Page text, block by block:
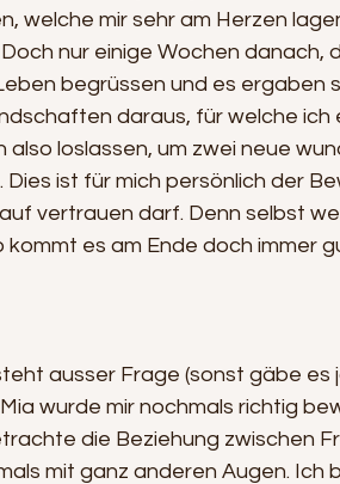
welche mir sehr am Herzen
nur einige Wochen danach,
begrüssen und es ergaben
daraus, für welche ich
loslassen, um zwei neue
ist für mich persönlich der
vertrauen darf. Denn selbst
es am Ende doch immer
ausser Frage (sonst gäbe es
wurde mir nochmals richtig
die Beziehung zwischen
mit ganz anderen Augen. Ich